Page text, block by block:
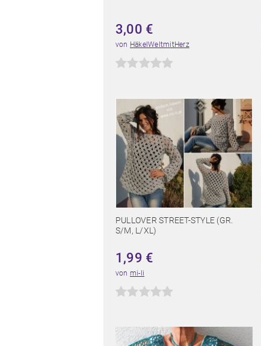
3,00 €
von HäkelWeltmitHerz
PULLOVER STREET-STYLE (GR.
S/M, L/XL)
1,99 €
von mi-li